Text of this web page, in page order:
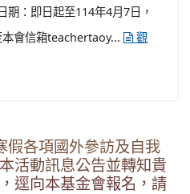
期：即日起至114年4月7日，
會信箱teachertaoy...
觀
假各項國外參訪及自我
活動訊息公告並轉知貴
逕向本基金會報名，請